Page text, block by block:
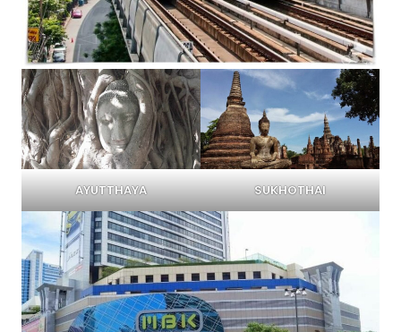
AYUTTHAYA SUKHOTHAI